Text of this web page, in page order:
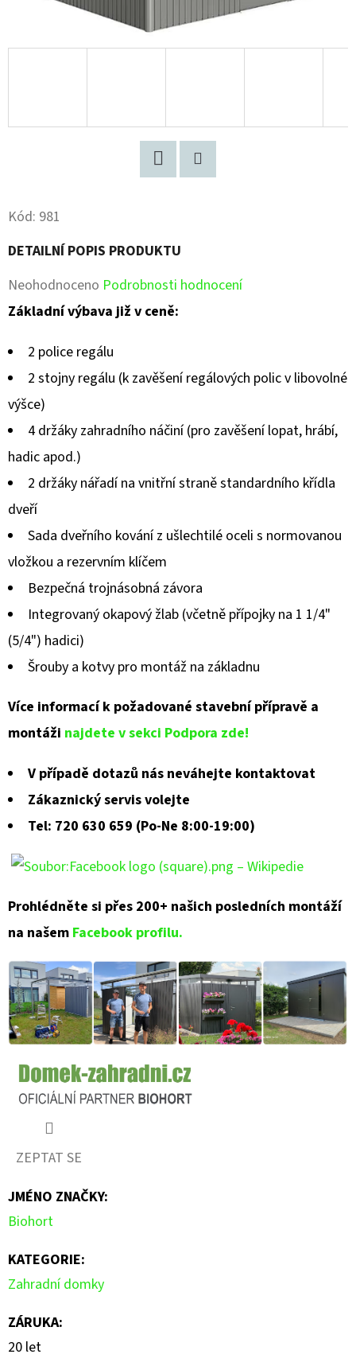
Kód: 981
DETAILNÍ POPIS PRODUKTU
Průměrné
hodnocení
z
hvězdiček.
Neohodnoceno Podrobnosti hodnocení
Základní výbava již v ceně:
2 police regálu
2 stojny regálu (k zavěšení regálových polic v libovolné
výšce)
4 držáky zahradního náčiní (pro zavěšení lopat, hrábí,
hadic apod.)
2 držáky nářadí na vnitřní straně standardního křídla
dveří
Sada dveřního kování z ušlechtilé oceli s normovanou
vložkou a rezervním klíčem
Bezpečná trojnásobná závora
Integrovaný okapový žlab (včetně přípojky na 1 1/4"
(5/4") hadici)
Šrouby a kotvy pro montáž na základnu
Více informací k požadované stavební přípravě a
montáži najdete v sekci Podpora zde!
V případě dotazů nás neváhejte kontaktovat
Zákaznický servis volejte
Tel: 720 630 659 (Po-Ne 8:00-19:00)
Prohlédněte si přes 200+ našich posledních montáží
na našem Facebook profilu.
ZEPTAT SE
JMÉNO ZNAČKY:
Biohort
KATEGORIE:
Zahradní domky
ZÁRUKA:
20 let